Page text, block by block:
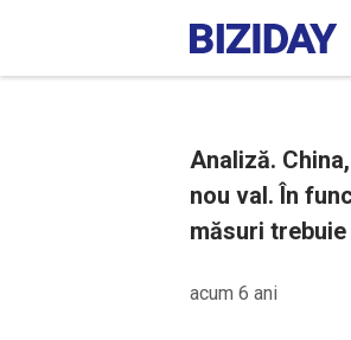
Analiză.
nou val. În
măsuri
acum 6 ani